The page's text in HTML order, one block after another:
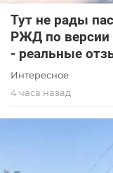
Тут не рады
РЖД по версии
- реальные
Интересное
4 часа назад